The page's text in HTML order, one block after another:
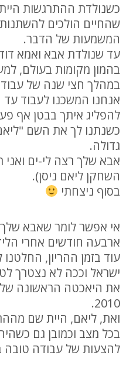
כשנולדת ההתרגשות
שהחיים הולכים
המשמעות של הדבר.
עד שנולדת אבא ואמא
בהמון מקומות בעולם,
במהלך חצי שנה של
אנחנו המשכנו לעבוד עד
להפליג איתך בבטן אף
כשנתנו לך את השם
גדולה.
אבא שלך רצה לי-ים
השחקן ליאם ניסן).
בסוף ניצחתי
אי אפשר לומר שאבא שלך
ארבעה חודשים אחרי
עוד בזמן ההריון,
ישראל וככה לא נצטרך
את היאכטה הראשונה
2010.
ואת, ליאם, היית שם
בכל מצב וכמובן גם
להצעות של עבודה טובה